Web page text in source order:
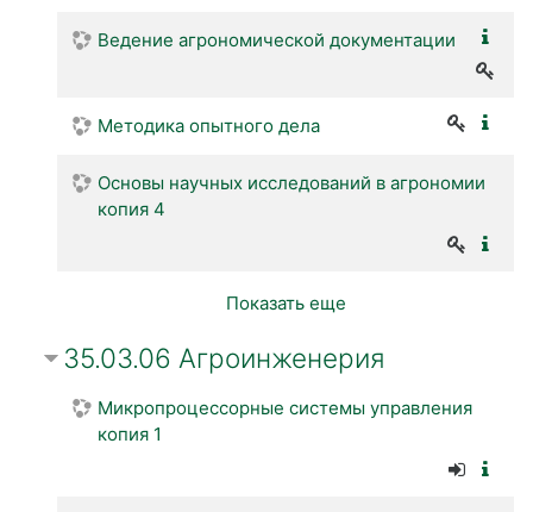
Ведение агрономической документации
Методика опытного дела
Основы научных исследований в агрономии
копия 4
Показать еще
35.03.06 Агроинженерия
Микропроцессорные системы управления
копия 1